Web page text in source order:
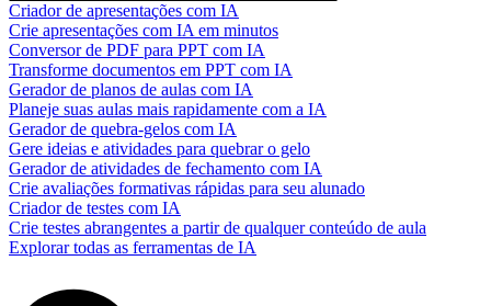
Criador de apresentações com IA
Crie apresentações com IA em minutos
Conversor de PDF para PPT com IA
Transforme documentos em PPT com IA
Gerador de planos de aulas com IA
Planeje suas aulas mais rapidamente com a IA
Gerador de quebra-gelos com IA
Gere ideias e atividades para quebrar o gelo
Gerador de atividades de fechamento com IA
Crie avaliações formativas rápidas para seu alunado
Criador de testes com IA
Crie testes abrangentes a partir de qualquer conteúdo de aula
Explorar todas as ferramentas de IA